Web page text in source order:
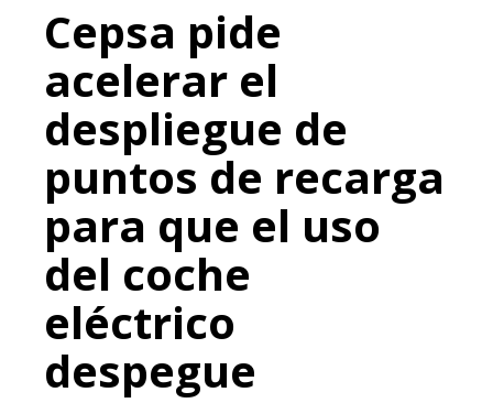
Cepsa pide
acelerar el
despliegue de
puntos de recarga
para que el uso
del coche
eléctrico
despegue